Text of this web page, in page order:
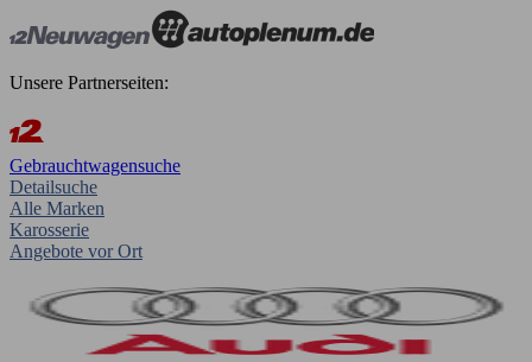
Unsere Partnerseiten:
Gebrauchtwagensuche
Detailsuche
Alle Marken
Karosserie
Angebote vor Ort